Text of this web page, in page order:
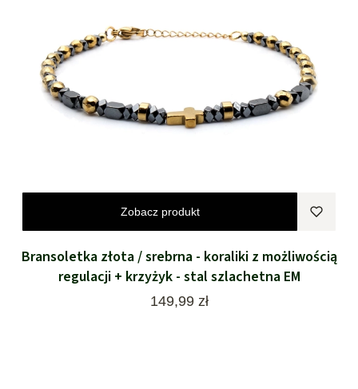
Zobacz produkt
Bransoletka złota / srebrna - koraliki z możliwością
regulacji + krzyżyk - stal szlachetna EM
Cena
149,99 zł